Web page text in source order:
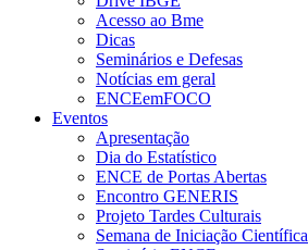
Acesso ao Bme
Dicas
Seminários e Defesas
Notícias em geral
ENCEemFOCO
Eventos
Apresentação
Dia do Estatístico
ENCE de Portas Abertas
Encontro GENERIS
Projeto Tardes Culturais
Semana de Iniciação Científica